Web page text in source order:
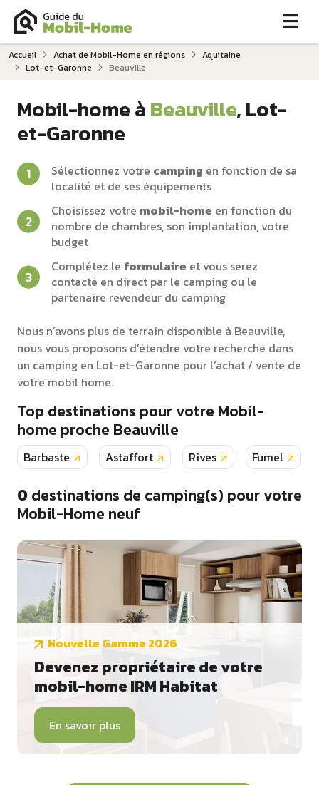
Accueil Achat de Mobil-Home en régions
Aquitaine
Lot-et-Garonne
Beauville
Mobil-home àBeauville, Lot-
et-Garonne
Sélectionnez votre camping en fonction de sa
localité et de ses équipements
Choisissez votre mobil-home en fonction du
nombre de chambres, son implantation, votre
budget
Complétez le formulaire et vous serez
contacté en direct par le camping ou le
partenaire revendeur du camping
Nous n’avons plus de terrain disponible à Beauville,
nous vous proposons d’étendre votre recherche dans
un camping en Lot-et-Garonne pour l’achat / vente de
votre mobil home.
Top destinations pour votre Mobil-
home proche Beauville
Barbaste Astaffort Rives Fumel
0destinations de camping(s) pour votre
Mobil-Home neuf
Nouvelle Gamme 2026
Devenez propriétaire de votre
mobil-home IRM Habitat
En savoir plus